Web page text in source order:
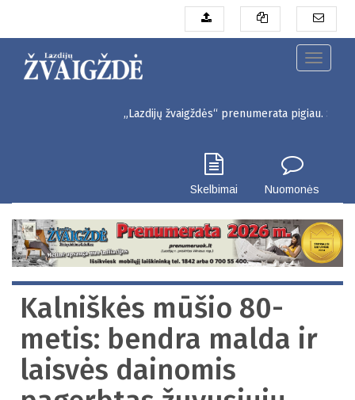
pagrindinį
Toggle
„Lazdijų žvaigždės“ prenumerata pigiau. Seinų g. 3,
Skelbimai Nuomonės
Kalniškės mūšio 80-
metis: bendra malda ir
laisvės dainomis